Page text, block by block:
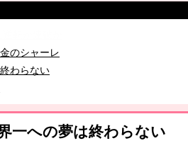
のシャーレ
わらない
幕 注目は「個」
んがシンポジウム「気候変動から命を
一への夢は終わらない